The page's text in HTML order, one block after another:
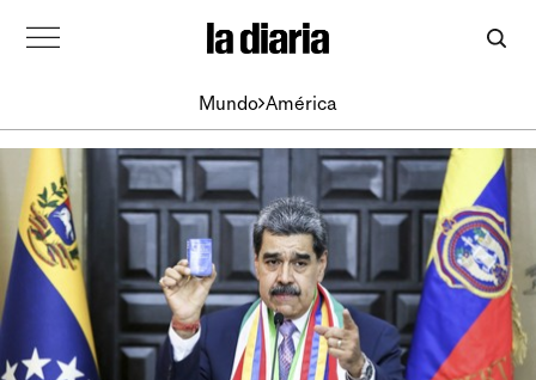
Mundo América